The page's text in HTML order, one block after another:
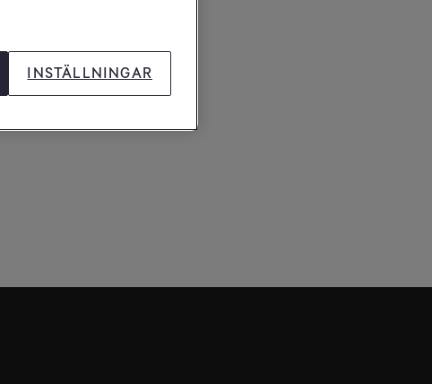
INSTÄLLNINGAR